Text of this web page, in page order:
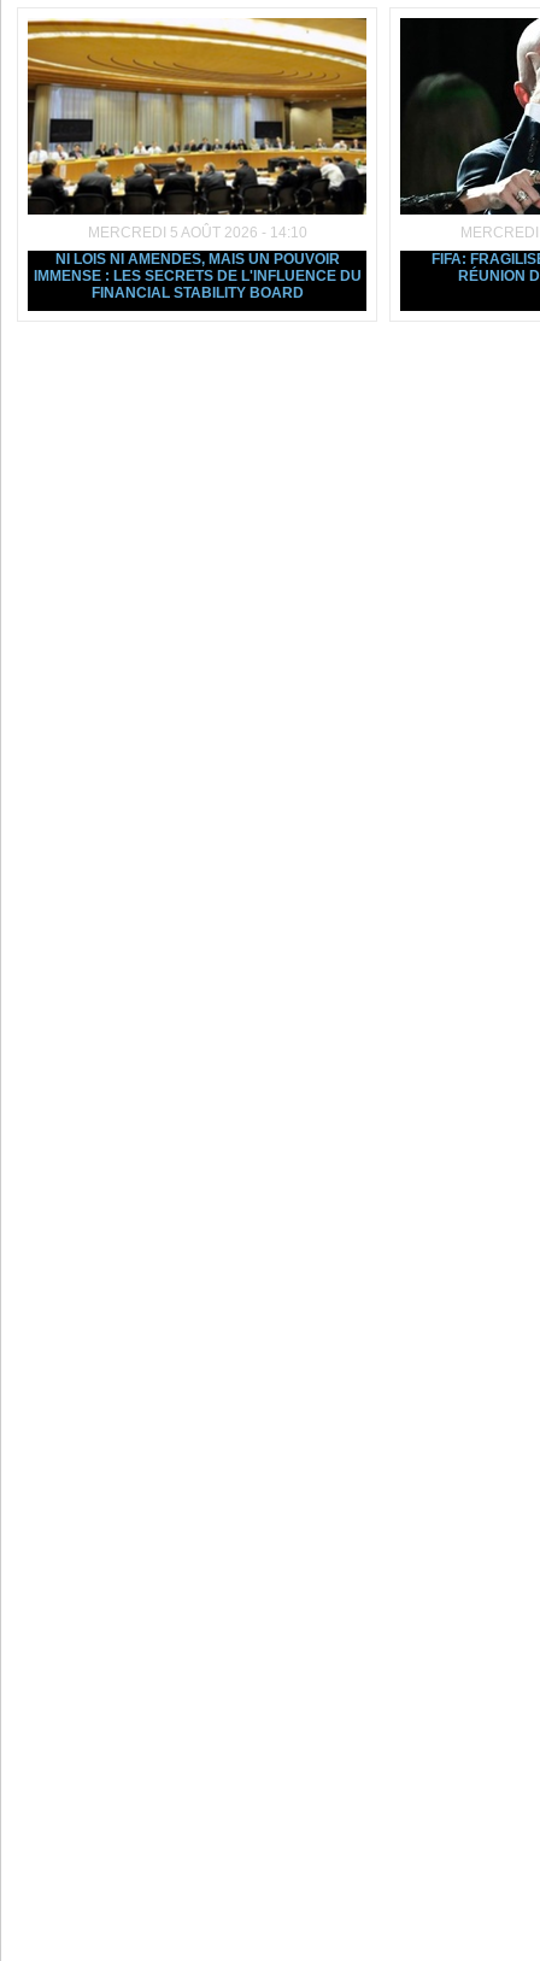
MERCREDI 5 AOÛT 2026 - 14:10
NI LOIS NI AMENDES, MAIS UN POUVOIR
IMMENSE : LES SECRETS DE L'INFLUENCE DU
FINANCIAL STABILITY BOARD
FIFA:
RÉUNION